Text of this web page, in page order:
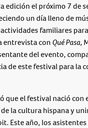
edición el próximo 7 de
un día lleno de
familiares
entrevista con Qué Pasa,
del evento,
de este festival para la
que el festival nació con
la cultura hispana y
Este año, los